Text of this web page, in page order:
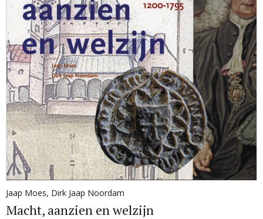
Jaap Moes, Dirk Jaap Noordam
Macht, aanzien en welzijn